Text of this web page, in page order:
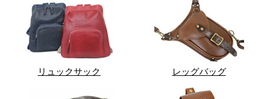
リュックサック レッグバッグ